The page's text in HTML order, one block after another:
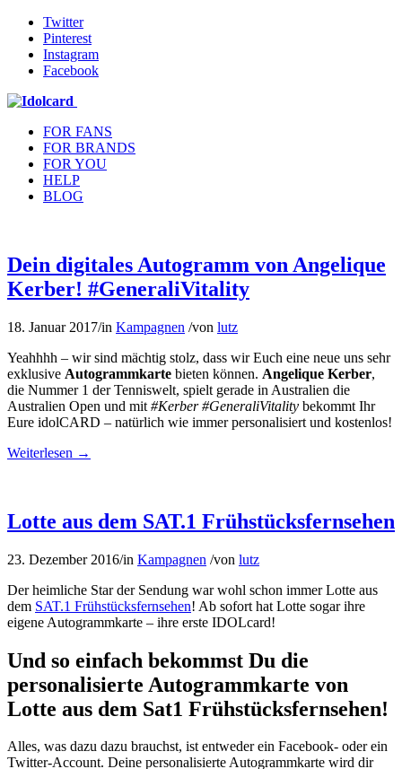
Twitter
Pinterest
Instagram
Facebook
FOR FANS
FOR BRANDS
FOR YOU
HELP
BLOG
Dein digitales Autogramm von Angelique
Kerber! #GeneraliVitality
18. Januar 2017/in Kampagnen /von lutz
Yeahhhh – wir sind mächtig stolz, dass wir Euch eine neue uns sehr
exklusive Autogrammkarte bieten können. Angelique Kerber,
die Nummer 1 der Tenniswelt, spielt gerade in Australien die
Australien Open und mit #Kerber #GeneraliVitality bekommt Ihr
Eure idolCARD – natürlich wie immer personalisiert und kostenlos!
Weiterlesen →
Lotte aus dem SAT.1 Frühstücksfernsehen
23. Dezember 2016/in Kampagnen /von lutz
Der heimliche Star der Sendung war wohl schon immer Lotte aus
dem SAT.1 Frühstücksfernsehen! Ab sofort hat Lotte sogar ihre
eigene Autogrammkarte – ihre erste IDOLcard!
Und so einfach bekommst Du die
personalisierte Autogrammkarte von
Lotte aus dem Sat1 Frühstücksfernsehen!
Alles, was dazu dazu brauchst, ist entweder ein Facebook- oder ein
Twitter-Account. Deine personalisierte Autogrammkarte wird dir